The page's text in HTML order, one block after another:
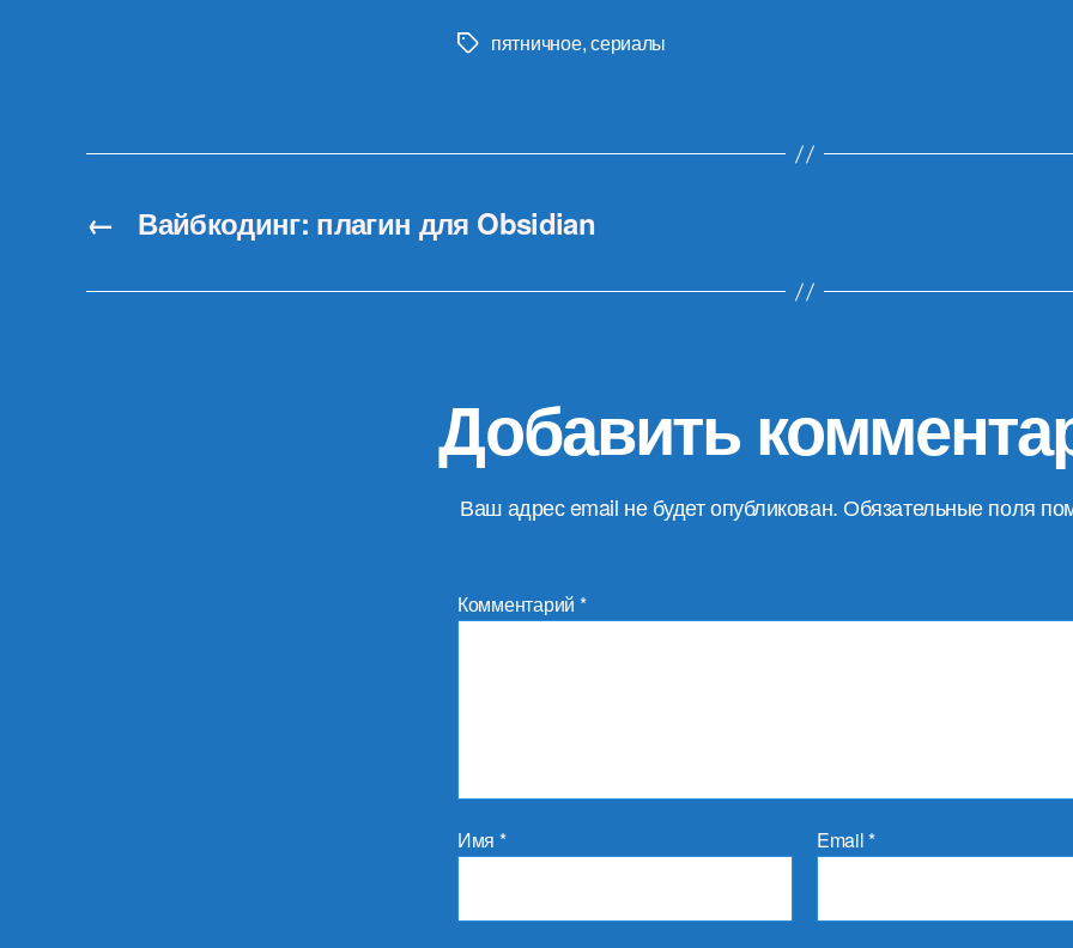
Меткипятничное,сериалы
← Вайбкодинг: плагин для Obsidian
Добавить
Ваш адрес email не будет опубликован. Обязательные поля
Комментарий *
Имя * Email*